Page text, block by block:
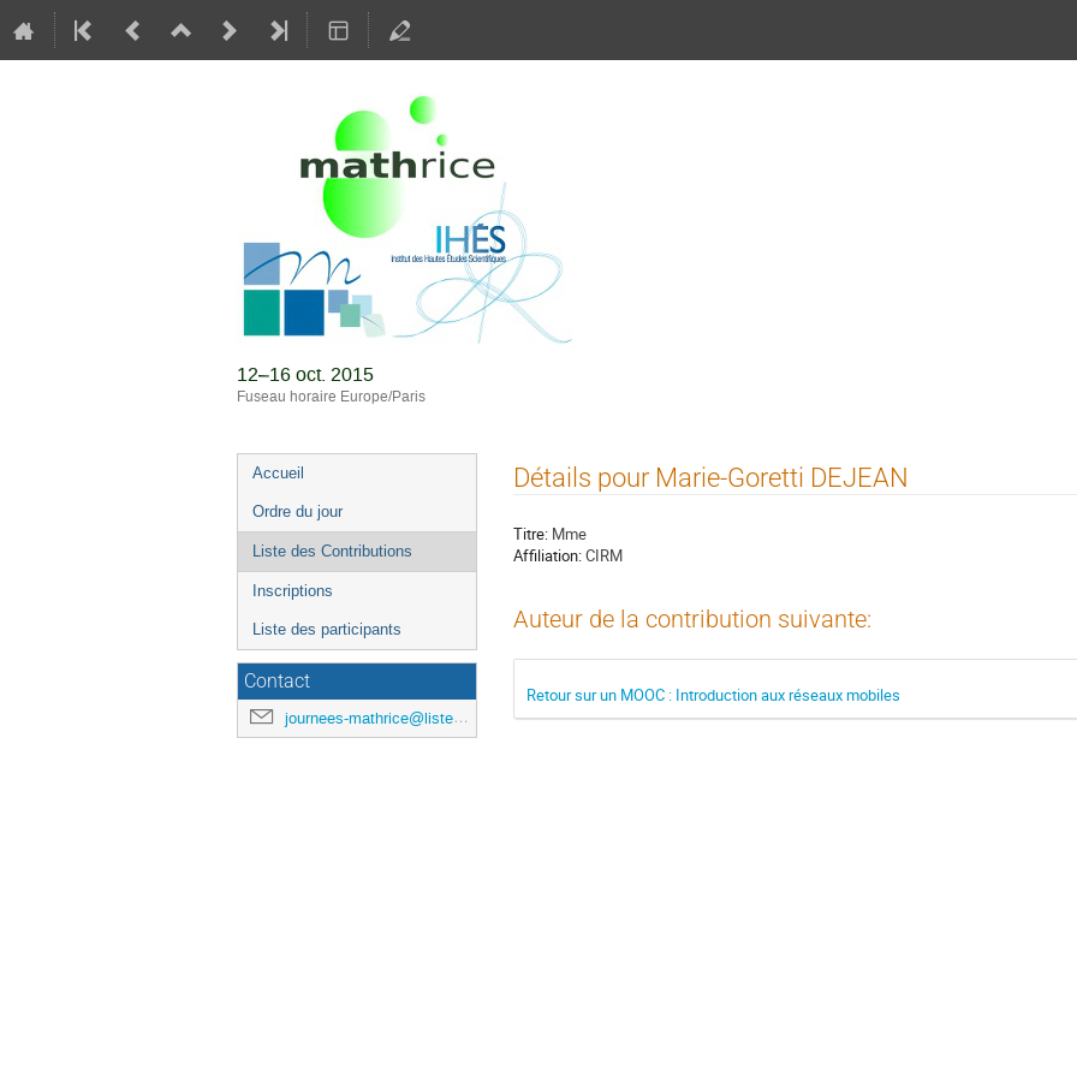
12–16 oct. 2015
Fuseau horaire Europe/Paris
Menu
de
l'événement
Accueil
Ordre du jour
Liste des Contributions
Inscriptions
Liste des participants
Contact
journees-mathrice@listes.mathrice.fr
Détails pour Marie-Goretti DEJEAN
Titre: Mme
Affiliation:CIRM
Auteur de la contribution suivante:
Retour sur un MOOC : Introduction aux réseaux mobiles